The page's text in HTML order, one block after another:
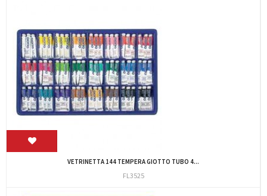
VETRINETTA 144 TEMPERA GIOTTO TUBO 4...
FL3525